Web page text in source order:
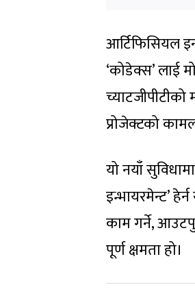
आर्टिफिसियल
‘कोडेक्स’ लाई
प्रोजेक्टको
यो नयाँ
इन्भायरमेन्ट’
काम गर्ने,
पूर्ण क्षमता हो।